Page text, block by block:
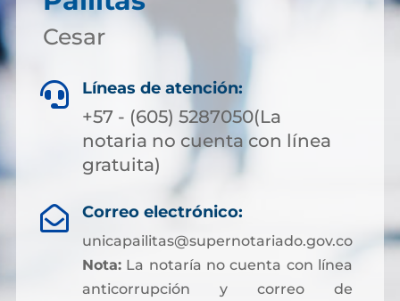
Cesar
 Líneas de atención:
+57 - (605) 5287050(La
notaria no cuenta con línea
gratuita)
 Correo electrónico:
unicapailitas@supernotariado.gov.co
Nota:La notaría no cuenta con línea
anticorrupción y correo de